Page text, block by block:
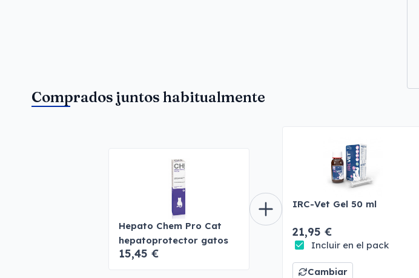
Comprados juntos habitualmente
Hepato Chem Pro Cat
hepatoprotector gatos
15,45 €
IRC-Vet Gel 50 ml
21,95 €
Incluir en el pack
Cambiar